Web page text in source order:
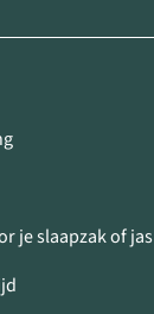
je slaapzak of jas